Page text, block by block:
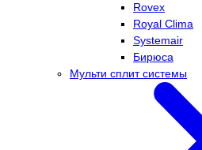
Rovex
Royal Clima
Systemair
Бирюса
Мульти сплит системы